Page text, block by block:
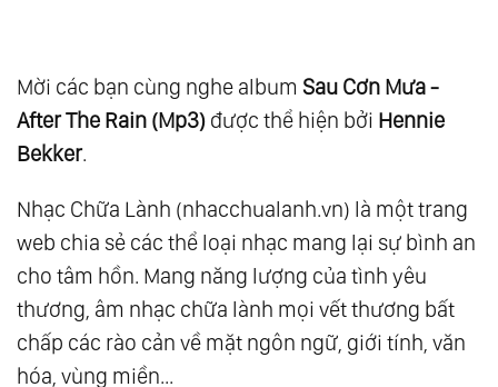
Mời các bạn cùng nghe album Sau Cơn Mưa -
After The Rain (Mp3) được thể hiện bởi Hennie
Bekker.
Nhạc Chữa Lành (nhacchualanh.vn) là một trang
web chia sẻ các thể loại nhạc mang lại sự bình an
cho tâm hồn. Mang năng lượng của tình yêu
thương, âm nhạc chữa lành mọi vết thương bất
chấp các rào cản về mặt ngôn ngữ, giới tính, văn
hóa, vùng miền...